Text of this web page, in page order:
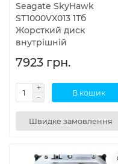
Seagate SkyHawk
ST1000VX013 1Тб
Жорсткий диск
внутрішній
7923 грн.
В кошик
Швидке замовлення